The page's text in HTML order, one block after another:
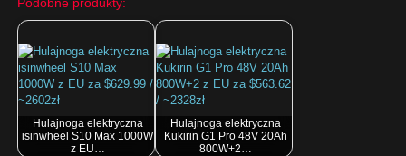
Hulajnoga elektryczna
isinwheel S10 Max 1000W
z EU…
Hulajnoga elektryczna
Kukirin G1 Pro 48V 20Ah
800W+2…